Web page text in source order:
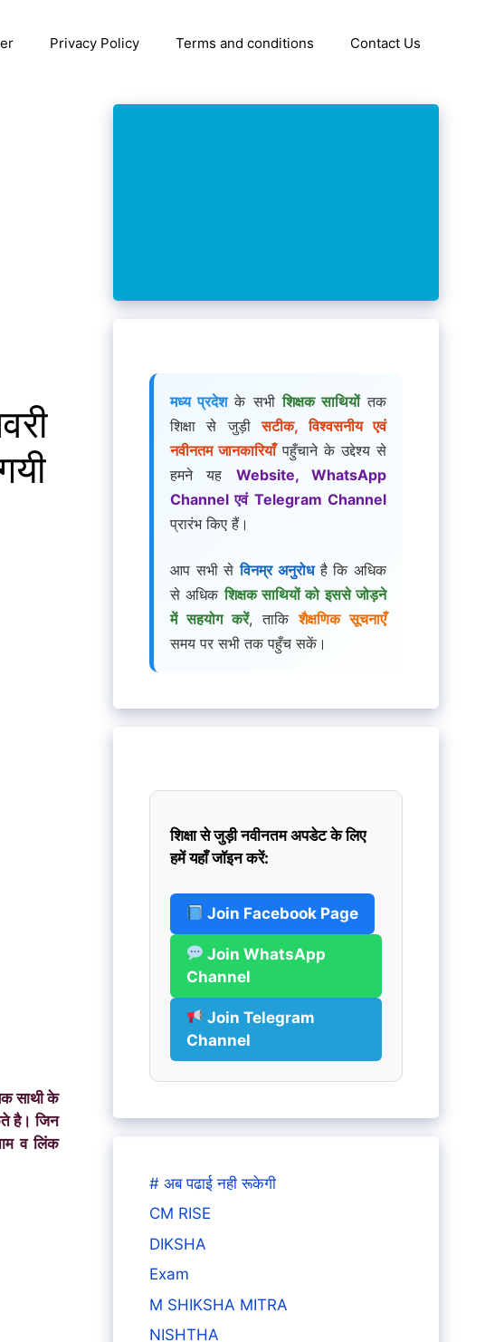
Privacy Policy Terms and conditions Contact Us
साथी के
है। जिन
व लिंक
मध्य प्रदेशके सभीशिक्षक साथियोंतक
शिक्षा से जुड़ीसटीक, विश्वसनीय एवं
नवीनतम जानकारियाँपहुँचाने के उद्देश्य से
हमने यह Website, WhatsApp
Channel एवं Telegram Channel
प्रारंभ किए हैं।
आप सभी सेविनम्र अनुरोधहै कि अधिक
से अधिकशिक्षक साथियों को इससे जोड़ने
में सहयोग करें, ताकिशैक्षणिक सूचनाएँ
समय पर सभी तक पहुँच सकें।
शिक्षा से जुड़ी नवीनतम अपडेट के लिए
हमें यहाँ जॉइन करें:
Join Facebook Page
Join WhatsApp
Channel
Join Telegram
Channel
# अब पढाई नही रूकेगी
CM RISE
DIKSHA
Exam
M SHIKSHA MITRA
NISHTHA